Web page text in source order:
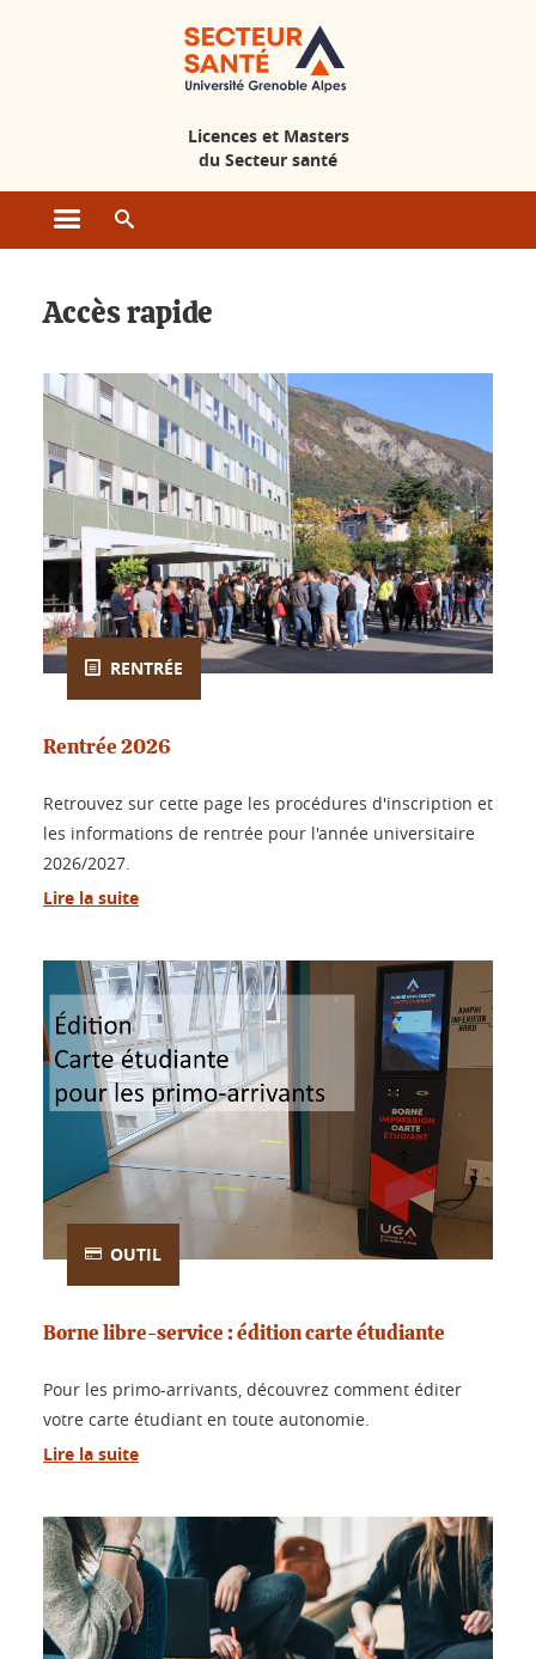
Licences et Masters
du Secteur santé
Ouvrir le menu principal
Accueil - Licences masters santé
Accès rapide
RENTRÉE
Rentrée 2026
Retrouvez sur cette page les procédures d'inscription et
les informations de rentrée pour l'année universitaire
2026/2027.
Lire la suite
OUTIL
Borne libre-service : édition carte étudiante
Pour les primo-arrivants, découvrez comment éditer
votre carte étudiant en toute autonomie.
Lire la suite